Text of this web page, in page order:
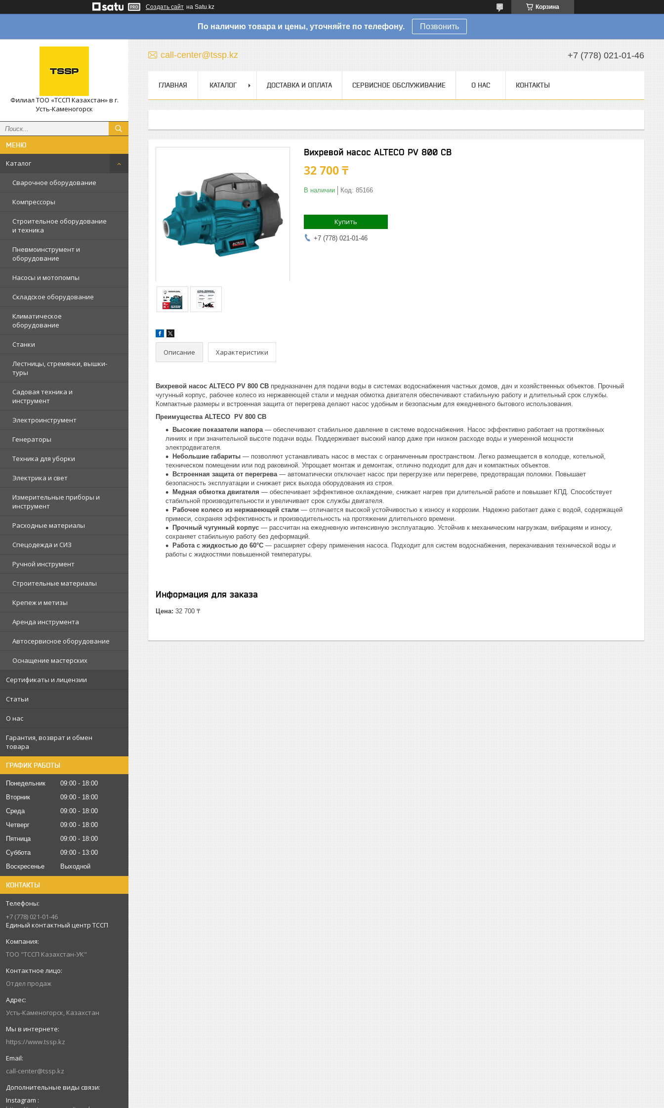
Создать сайт на Satu.kz Корзина
По наличию товара и цены, уточняйте по телефону. Позвонить
Филиал ТОО «ТССП Казахстан» в г.
Усть-Каменогорск
Каталог
Сварочное оборудование
Компрессоры
Строительное оборудование
и техника
Пневмоинструмент и
оборудование
Насосы и мотопомпы
Складское оборудование
Климатическое
оборудование
Станки
Лестницы, стремянки, вышки-
туры
Садовая техника и
инструмент
Электроинструмент
Генераторы
Техника для уборки
Электрика и свет
Измерительные приборы и
инструмент
Расходные материалы
Спецодежда и СИЗ
Ручной инструмент
Строительные материалы
Крепеж и метизы
Аренда инструмента
Автосервисное оборудование
Оснащение мастерских
Сертификаты и лицензии
Статьи
О нас
Гарантия, возврат и обмен
товара
ГРАФИК РАБОТЫ
Понедельник 09:00
18:00
Вторник
09:00
18:00
Среда
09:00
18:00
Четверг
09:00
18:00
Пятница
09:00
18:00
Суббота
09:00
13:00
Воскресенье
Выходной
КОНТАКТЫ
+7 (778) 021-01-46
Единый контактный центр ТССП
ТОО "ТССП Казахстан-УК"
Отдел продаж
Усть-Каменогорск, Казахстан
https://www.tssp.kz
call-center@tssp.kz
Instagram
call-center@tssp.kz +7 (778) 021-01-46
ГЛАВНАЯ КАТАЛОГ ДОСТАВКА И ОПЛАТА СЕРВИСНОЕ ОБСЛУЖИВАНИЕ О НАС КОНТАКТЫ
Вихревой насос ALTECO PV 800 CB
32 700 ₸
В наличии Код: 85166
Купить
+7 (778) 021-01-46
Описание Характеристики
Вихревой насос ALTECO PV 800 CB предназначен для подачи воды в системах водоснабжения частных домов, дач и хозяйственных объектов. Прочный
чугунный корпус, рабочее колесо из нержавеющей стали и медная обмотка двигателя обеспечивают стабильную работу и длительный срок службы.
Компактные размеры и встроенная защита от перегрева делают насос удобным и безопасным для ежедневного бытового использования.
Преимущества ALTECO PV 800 CB
Высокие показатели напора— обеспечивают стабильное давление в системе водоснабжения. Насос эффективно работает на протяжённых
линиях и при значительной высоте подачи воды. Поддерживает высокий напор даже при низком расходе воды и умеренной мощности
электродвигателя.
Небольшие габариты — позволяют устанавливать насос в местах с ограниченным пространством. Легко размещается в колодце, котельной,
техническом помещении или под раковиной. Упрощает монтаж и демонтаж, отлично подходит для дач и компактных объектов.
Встроенная защита от перегрева— автоматически отключает насос при перегрузке или перегреве, предотвращая поломки. Повышает
безопасность эксплуатации и снижает риск выхода оборудования из строя.
Медная обмотка двигателя — обеспечивает эффективное охлаждение, снижает нагрев при длительной работе и повышает КПД. Способствует
стабильной производительности и увеличивает срок службы двигателя.
Рабочее колесо из нержавеющей стали — отличается высокой устойчивостью к износу и коррозии. Надежно работает даже с водой, содержащей
примеси, сохраняя эффективность и производительность на протяжении длительного времени.
Прочный чугунный корпус — рассчитан на ежедневную интенсивную эксплуатацию. Устойчив к механическим нагрузкам, вибрациям и износу,
сохраняет стабильную работу без деформаций.
Работа с жидкостью до 60°C — расширяет сферу применения насоса. Подходит для систем водоснабжения, перекачивания технической воды и
работы с жидкостями повышенной температуры.
Информация для заказа
Цена: 32 700 ₸